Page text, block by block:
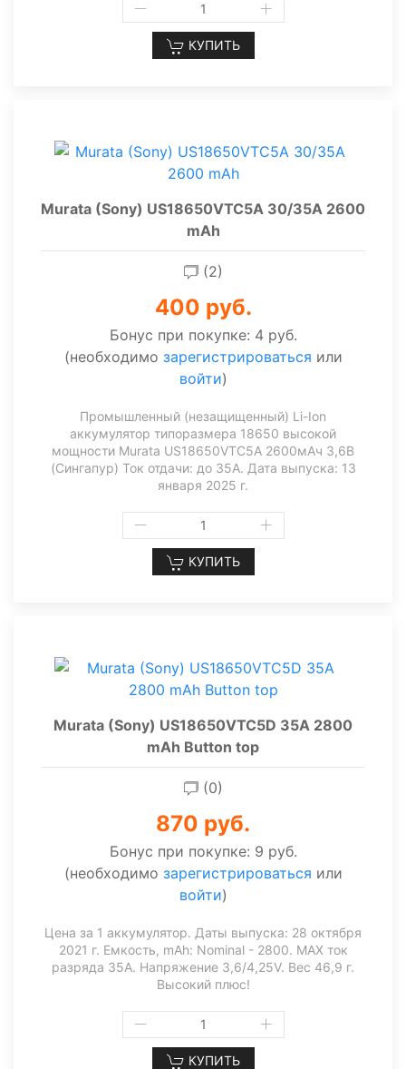
КУПИТЬ
Murata (Sony) US18650VTC5A 30/35A 2600
mAh
(2)
400 руб.
Бонус при покупке: 4 руб.
(необходимо зарегистрироваться или
войти)
Промышленный (незащищенный) Li-Ion
аккумулятор типоразмера 18650 высокой
мощности Murata US18650VTC5A 2600мАч 3,6В
(Сингапур) Ток отдачи: до 35А. Дата выпуска: 13
января 2025 г.
КУПИТЬ
Murata (Sony) US18650VTC5D 35A 2800
mAh Button top
(0)
870 руб.
Бонус при покупке: 9 руб.
(необходимо зарегистрироваться или
войти)
Цена за 1 аккумулятор. Даты выпуска: 28 октября
2021 г. Емкость, mAh: Nominal - 2800. MAX ток
разряда 35А. Напряжение 3,6/4,25V. Вес 46,9 г.
Высокий плюс!
КУПИТЬ